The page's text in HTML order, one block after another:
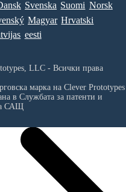
Svenska Suomi Norsk
Magyar Hrvatski
eesti
LLC - Всички права
марка на Clever
в Службата за патенти и
САЩ